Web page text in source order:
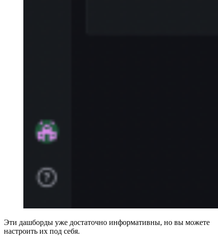
Эти дашборды уже достаточно информативны, но вы можете
настроить их под себя.